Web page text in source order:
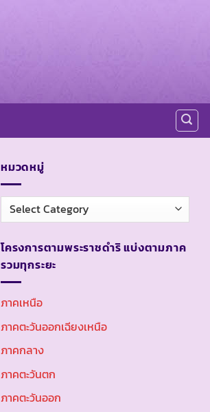
หมวดหมู่
หมวด
หมู่
โครงการตามพระราชดำริ แบ่งตามภาค
รวมทุกระยะ
ภาคเหนือ
ภาคตะวันออกเฉียงเหนือ
ภาคกลาง
ภาคตะวันตก
ภาคตะวันออก